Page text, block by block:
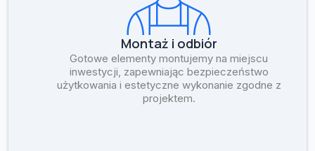
Montaż i odbiór
Gotowe elementy montujemy na miejscu
inwestycji, zapewniając bezpieczeństwo
użytkowania i estetyczne wykonanie zgodne z
projektem.